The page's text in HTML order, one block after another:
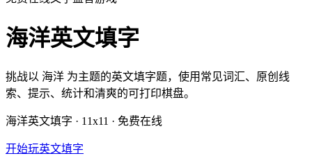
海洋英文填字
挑战以 海洋 为主题的英文填字题，使用常见词汇、原创线
索、提示、统计和清爽的可打印棋盘。
海洋英文填字 · 11x11 · 免费在线
开始玩英文填字